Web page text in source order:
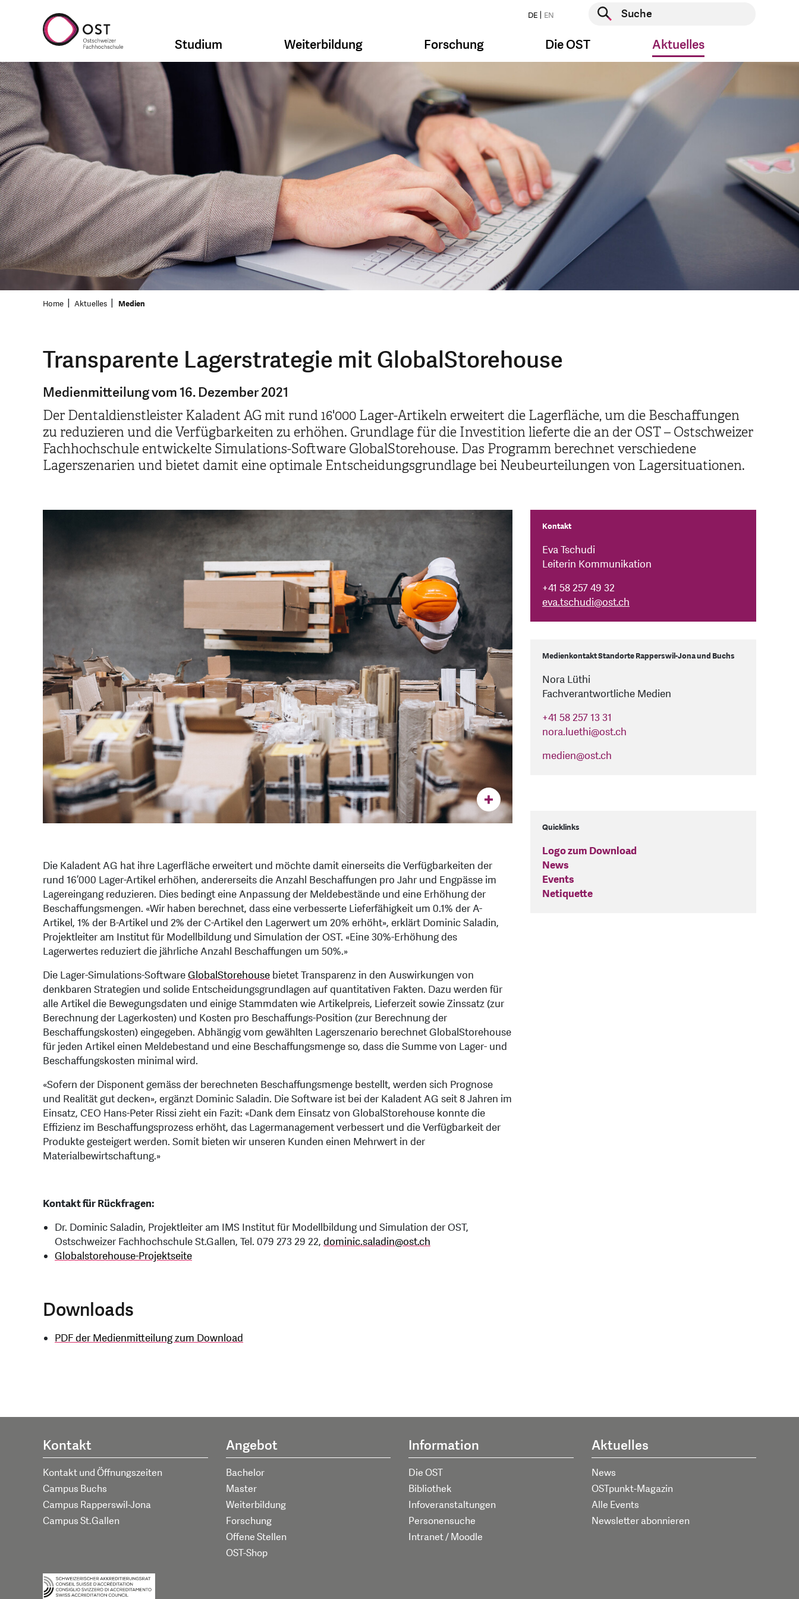
DE EN
Suche starten
Studium Weiterbildung Forschung Die OST Aktuelles
Home Aktuelles Medien
Transparente Lagerstrategie mit GlobalStorehouse
Medienmitteilung vom 16. Dezember 2021
Der Dentaldienstleister Kaladent AG mit rund 16'000 Lager-Artikeln erweitert die Lagerfläche, um die Beschaffungen
zu reduzieren und die Verfügbarkeiten zu erhöhen. Grundlage für die Investition lieferte die an der OST – Ostschweizer
Fachhochschule entwickelte Simulations-Software GlobalStorehouse. Das Programm berechnet verschiedene
Lagerszenarien und bietet damit eine optimale Entscheidungsgrundlage bei Neubeurteilungen von Lagersituationen.
Die Kaladent AG hat ihre Lagerfläche erweitert und möchte damit einerseits die Verfügbarkeiten der
rund 16’000 Lager-Artikel erhöhen, andererseits die Anzahl Beschaffungen pro Jahr und Engpässe im
Lagereingang reduzieren. Dies bedingt eine Anpassung der Meldebestände und eine Erhöhung der
Beschaffungsmengen. «Wir haben berechnet, dass eine verbesserte Lieferfähigkeit um 0.1% der A-
Artikel, 1% der B-Artikel und 2% der C-Artikel den Lagerwert um 20% erhöht», erklärt Dominic Saladin,
Projektleiter am Institut für Modellbildung und Simulation der OST. «Eine 30%-Erhöhung des
Lagerwertes reduziert die jährliche Anzahl Beschaffungen um 50%.»
Die Lager-Simulations-SoftwareGlobalStorehouse bietet Transparenz in den Auswirkungen von
denkbaren Strategien und solide Entscheidungsgrundlagen auf quantitativen Fakten. Dazu werden für
alle Artikel die Bewegungsdaten und einige Stammdaten wie Artikelpreis, Lieferzeit sowie Zinssatz (zur
Berechnung der Lagerkosten) und Kosten pro Beschaffungs-Position (zur Berechnung der
Beschaffungskosten) eingegeben. Abhängig vom gewählten Lagerszenario berechnet GlobalStorehouse
für jeden Artikel einen Meldebestand und eine Beschaffungsmenge so, dass die Summe von Lager- und
Beschaffungskosten minimal wird.
«Sofern der Disponent gemäss der berechneten Beschaffungsmenge bestellt, werden sich Prognose
und Realität gut decken», ergänzt Dominic Saladin. Die Software ist bei der Kaladent AG seit 8 Jahren im
Einsatz, CEO Hans-Peter Rissi zieht ein Fazit: «Dank dem Einsatz von GlobalStorehouse konnte die
Effizienz im Beschaffungsprozess erhöht, das Lagermanagement verbessert und die Verfügbarkeit der
Produkte gesteigert werden. Somit bieten wir unseren Kunden einen Mehrwert in der
Materialbewirtschaftung.»
Kontakt für Rückfragen:
Dr. Dominic Saladin, Projektleiter am IMS Institut für Modellbildung und Simulation der OST,
Ostschweizer Fachhochschule St.Gallen, Tel. 079 273 29 22, dominic.saladin@ost.ch
Globalstorehouse-Projektseite
Downloads
PDF der Medienmitteilung zum Download
Kontakt
Eva Tschudi
Leiterin Kommunikation
+41 58 257 49 32
eva.tschudi@ost.ch
Medienkontakt Standorte Rapperswil-Jona und Buchs
Nora Lüthi
Fachverantwortliche Medien
+41 58 257 13 31
nora.luethi@ost.ch
medien@ost.ch
Quicklinks
Logo zum Download
News
Events
Netiquette
Kontakt
Kontakt und Öffnungszeiten
Campus Buchs
Campus Rapperswil-Jona
Campus St.Gallen
Angebot
Bachelor
Master
Weiterbildung
Forschung
Offene Stellen
OST-Shop
Information
Die OST
Bibliothek
Infoveranstaltungen
Personensuche
Intranet / Moodle
Aktuelles
News
OSTpunkt-Magazin
Alle Events
Newsletter abonnieren